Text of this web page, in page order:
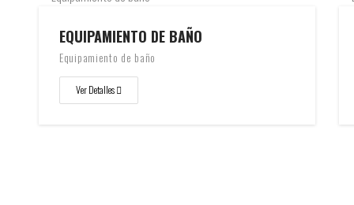
EQUIPAMIENTO DE BAÑO
Equipamiento de baño
Ver Detalles